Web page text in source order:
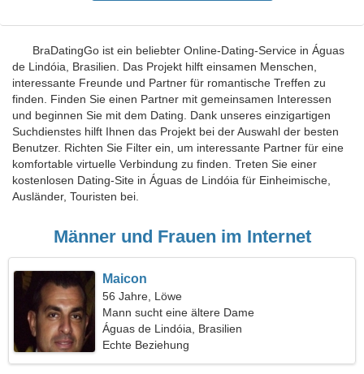
BraDatingGo ist ein beliebter Online-Dating-Service in Águas
de Lindóia, Brasilien. Das Projekt hilft einsamen Menschen,
interessante Freunde und Partner für romantische Treffen zu
finden. Finden Sie einen Partner mit gemeinsamen Interessen
und beginnen Sie mit dem Dating. Dank unseres einzigartigen
Suchdienstes hilft Ihnen das Projekt bei der Auswahl der besten
Benutzer. Richten Sie Filter ein, um interessante Partner für eine
komfortable virtuelle Verbindung zu finden. Treten Sie einer
kostenlosen Dating-Site in Águas de Lindóia für Einheimische,
Ausländer, Touristen bei.
Männer und Frauen im Internet
Maicon
56 Jahre, Löwe
Mann sucht eine ältere Dame
Águas de Lindóia, Brasilien
Echte Beziehung